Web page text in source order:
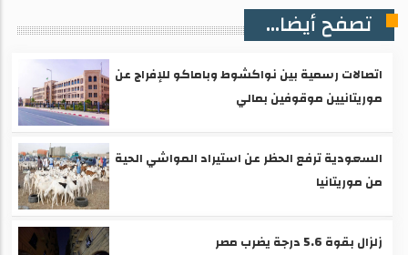
تصفح أيضا...
اتصالات رسمية بين نواكشوط وباماكو للإفراج عن
موريتانيين موقوفين بمالي
السعودية ترفع الحظر عن استيراد المواشي الحية
من موريتانيا
زلزال بقوة 5.6 درجة يضرب مصر